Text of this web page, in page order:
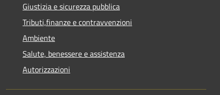
Giustizia e sicurezza pubblica
Tributi,finanze e contravvenzioni
Ambiente
Salute, benessere e assistenza
Autorizzazioni